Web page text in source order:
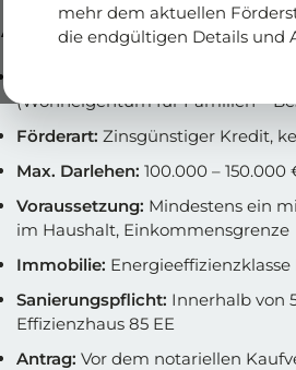
mehr dem aktuellen
die endgültigen Details und
Auf einen Blick
(Wohneigentum für Familien –
Förderart: Zinsgünstiger Kredit,
Max. Darlehen: 100.000 –
Voraussetzung: Mindestens ein
im Haushalt, Einkommensgrenze
Immobilie: Energieeffizienzklasse
Sanierungspflicht: Innerhalb von
Effizienzhaus 85 EE
Antrag: Vor dem notariellen